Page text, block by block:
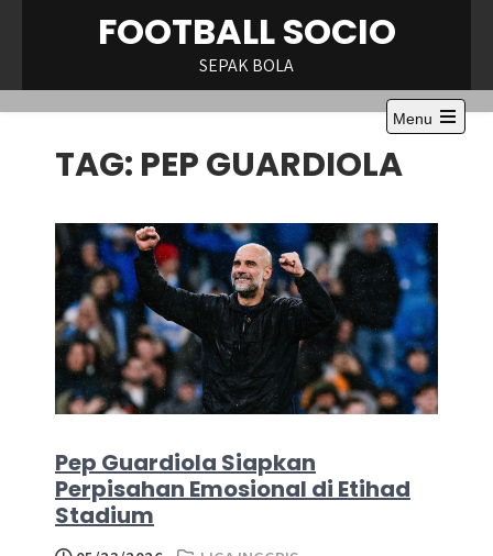
FOOTBALL SOCIO
SEPAK BOLA
Menu
Open
TAG: PEP GUARDIOLA
Pep Guardiola Siapkan
Perpisahan Emosional di Etihad
Stadium